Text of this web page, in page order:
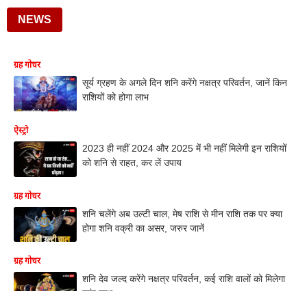
NEWS
ग्रह गोचर
सूर्य ग्रहण के अगले दिन शनि करेंगे नक्षत्र परिवर्तन, जानें किन
राशियों को होगा लाभ
ऐस्ट्रो
2023 ही नहीं 2024 और 2025 में भी नहीं मिलेगी इन राशियों
को शनि से राहत, कर लें उपाय
ग्रह गोचर
शनि चलेंगे अब उल्टी चाल, मेष राशि से मीन राशि तक पर क्या
होगा शनि वक्री का असर, जरुर जानें
ग्रह गोचर
शनि देव जल्द करेंगे नक्षत्र परिवर्तन, कई राशि वालों को मिलेगा